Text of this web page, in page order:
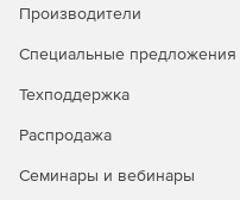
ROM, USB-
неавторизованной
Производители
Специальные предложения
Техподдержка
Распродажа
Семинары и вебинары